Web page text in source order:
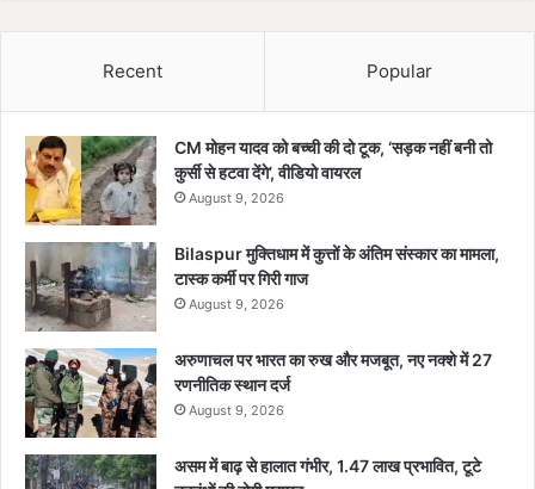
Recent Popular
CM मोहन यादव को बच्ची की दो टूक, ‘सड़क नहीं बनी तो
कुर्सी से हटवा देंगे’, वीडियो वायरल
August 9, 2026
Bilaspur मुक्तिधाम में कुत्तों के अंतिम संस्कार का मामला,
टास्क कर्मी पर गिरी गाज
August 9, 2026
अरुणाचल पर भारत का रुख और मजबूत, नए नक्शे में 27
रणनीतिक स्थान दर्ज
August 9, 2026
असम में बाढ़ से हालात गंभीर, 1.47 लाख प्रभावित, टूटे